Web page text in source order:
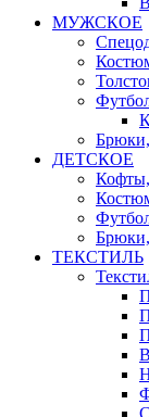
МУЖСКОЕ
ДЕТСКОЕ
Кофты,
ТЕКСТИЛЬ